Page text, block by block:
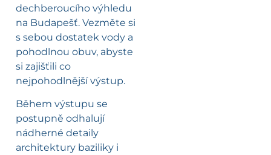
dechberoucího výhledu
na Budapešť. Vezměte si
s sebou dostatek vody a
pohodlnou obuv, abyste
si zajišťili co
nejpohodlnější výstup.
Během výstupu se
postupně odhalují
nádherné detaily
architektury baziliky i